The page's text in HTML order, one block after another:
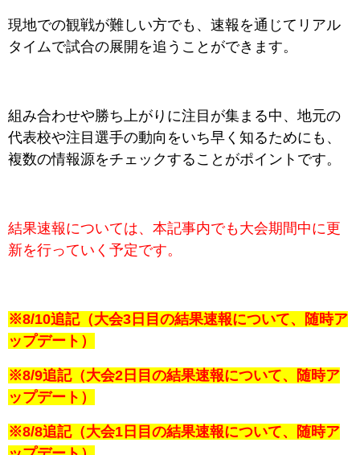
現地での観戦が難しい方でも、速報を通じてリアル
タイムで試合の展開を追うことができます。
組み合わせや勝ち上がりに注目が集まる中、地元の
代表校や注目選手の動向をいち早く知るためにも、
複数の情報源をチェックすることがポイントです。
結果速報については、本記事内でも大会期間中に更
新を行っていく予定です。
※8/10追記（大会3日目の結果速報について、随時ア
ップデート）
※8/9追記（大会2日目の結果速報について、随時ア
ップデート）
※8/8追記（大会1日目の結果速報について、随時ア